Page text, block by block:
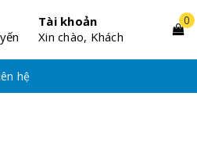
Tài khoản
Xin chào, Khách
0
hệ